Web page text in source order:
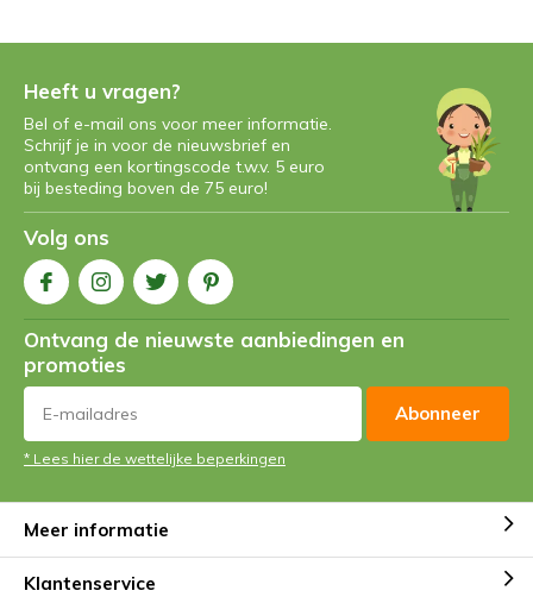
Heeft u vragen?
Bel of e-mail ons voor meer informatie.
Schrijf je in voor de nieuwsbrief en
ontvang een kortingscode t.w.v. 5 euro
bij besteding boven de 75 euro!
Volg ons
Ontvang de nieuwste aanbiedingen en
promoties
Abonneer
* Lees hier de wettelijke beperkingen
Meer informatie
Klantenservice